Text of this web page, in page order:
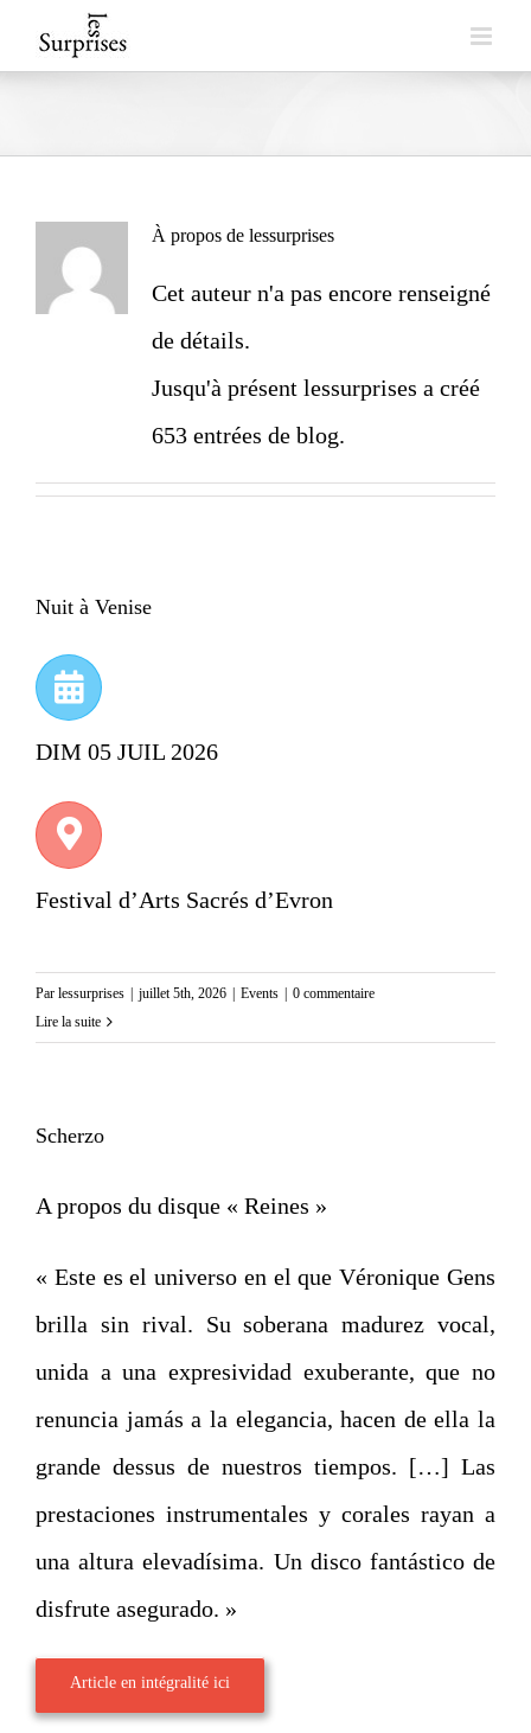
to
À propos de lessurprises
Cet auteur n'a pas encore renseigné
de détails.
Jusqu'à présent lessurprises a créé
653 entrées de blog.
Nuit à Venise
DIM 05 JUIL 2026
Festival d’Arts Sacrés d’Evron
Par lessurprises | juillet 5th, 2026 | Events | 0 commentaire
Lire la suite
Scherzo
A propos du disque « Reines »
« Este es el universo en el que Véronique Gens
brilla sin rival. Su soberana madurez vocal,
unida a una expresividad exuberante, que no
renuncia jamás a la elegancia, hacen de ella la
grande dessus de nuestros tiempos. […] Las
prestaciones instrumentales y corales rayan a
una altura elevadísima. Un disco fantástico de
disfrute asegurado. »
Article en intégralité ici